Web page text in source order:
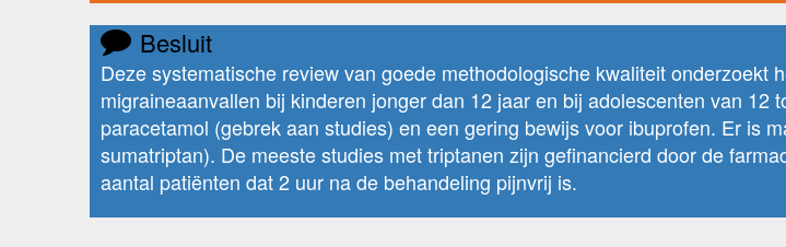
Besluit
Deze systematische review van goede methodologische kwaliteit onderzoekt
migraineaanvallen bij kinderen jonger dan 12 jaar en bij adolescenten van
paracetamol (gebrek aan studies) en een gering bewijs voor ibuprofen. Er is
sumatriptan). De meeste studies met triptanen zijn gefinancierd door de
aantal patiënten dat 2 uur na de behandeling pijnvrij is.